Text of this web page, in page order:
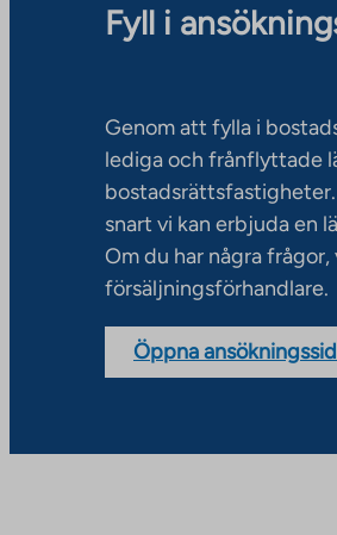
Fyll i
Genom att fylla i
lediga och frånflyttade
snart vi kan erbjuda en
Om du har några
försäljningsförhandlare.
Öppna